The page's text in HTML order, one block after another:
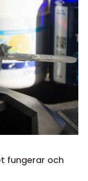
fungerar och